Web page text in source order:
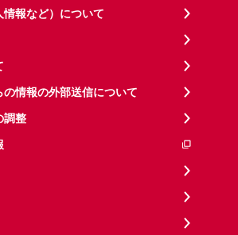
報など）について
情報の外部送信について
調整